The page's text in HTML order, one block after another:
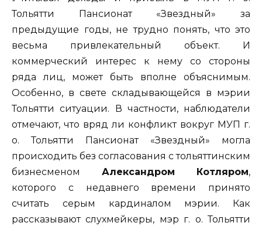
Тольятти Пансионат «Звездный» за
предыдущие годы, не трудно понять, что это
весьма привлекательный объект. И
коммерческий интерес к нему со стороны
ряда лиц, может быть вполне объяснимым.
Особенно, в свете складывающейся в мэрии
Тольятти ситуации. В частности, наблюдатели
отмечают, что вряд ли конфликт вокруг МУП г.
о. Тольятти Пансионат «Звездный» могла
происходить без согласования с тольяттинским
бизнесменом Александром Котляром,
которого с недавнего времени принято
считать серым кардиналом мэрии. Как
рассказывают слухмейкеры, мэр г. о. Тольятти